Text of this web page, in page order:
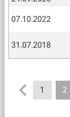
07.10.2022
31.07.2018
1 2